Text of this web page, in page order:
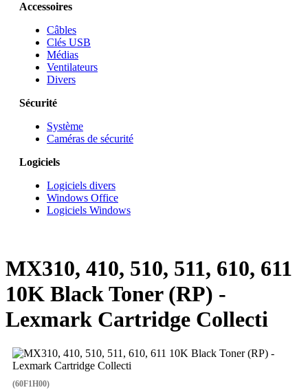
Accessoires
Câbles
Clés USB
Médias
Ventilateurs
Divers
Sécurité
Système
Caméras de sécurité
Logiciels
Logiciels divers
Windows Office
Logiciels Windows
MX310, 410, 510, 511, 610, 611
10K Black Toner (RP) -
Lexmark Cartridge Collecti
(60F1H00)